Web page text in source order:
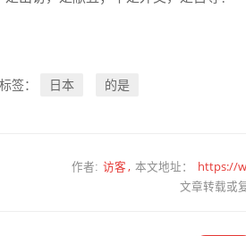
标签： 日本 的是
作者: 访客 本文地址： https://
文章转载或